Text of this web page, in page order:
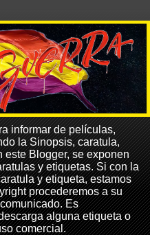
informar de películas,
la Sinopsis, caratula,
este Blogger, se exponen
y etiquetas. Si con la
y etiqueta, estamos
procederemos a su
Es
alguna etiqueta o
comercial.